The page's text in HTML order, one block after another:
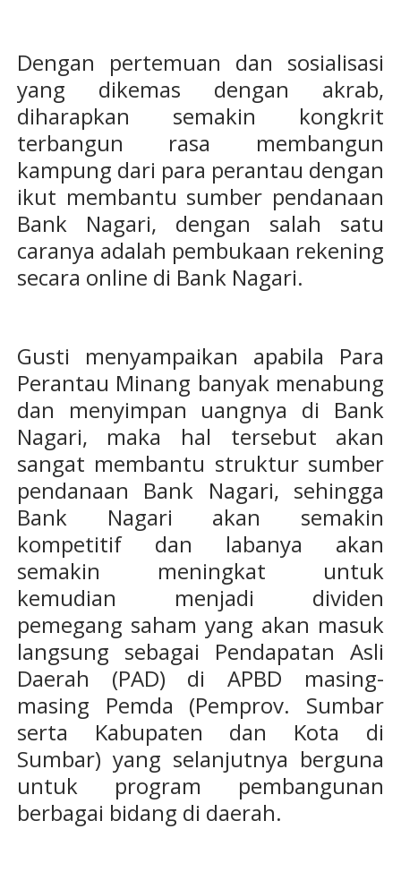
Dengan pertemuan dan sosialisasi
yang dikemas dengan akrab,
diharapkan semakin kongkrit
terbangun rasa membangun
kampung dari para perantau dengan
ikut membantu sumber pendanaan
Bank Nagari, dengan salah satu
caranya adalah pembukaan rekening
secara online di Bank Nagari.
Gusti menyampaikan apabila Para
Perantau Minang banyak menabung
dan menyimpan uangnya di Bank
Nagari, maka hal tersebut akan
sangat membantu struktur sumber
pendanaan Bank Nagari, sehingga
Bank Nagari akan semakin
kompetitif dan labanya akan
semakin meningkat untuk
kemudian menjadi dividen
pemegang saham yang akan masuk
langsung sebagai Pendapatan Asli
Daerah (PAD) di APBD masing-
masing Pemda (Pemprov. Sumbar
serta Kabupaten dan Kota di
Sumbar) yang selanjutnya berguna
untuk program pembangunan
berbagai bidang di daerah.